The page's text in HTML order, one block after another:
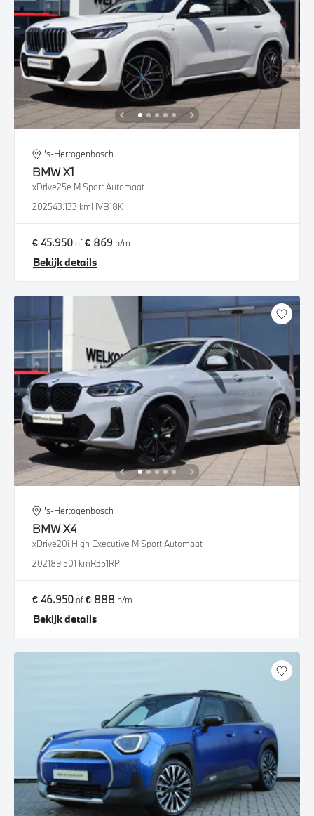
's-Hertogenbosch
BMWX1
xDrive25e M Sport Automaat
202543.133 kmHVB18K
€ 45.950of€ 869 p/m
Bekijk details
's-Hertogenbosch
BMWX4
xDrive20i High Executive M Sport Automaat
202189.501 kmR351RP
€ 46.950of€ 888 p/m
Bekijk details